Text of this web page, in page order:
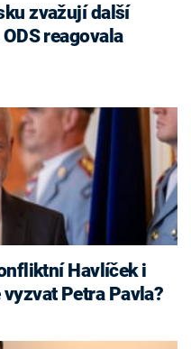
reagovala
Petra Pavla?